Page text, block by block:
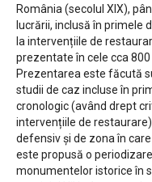
România (secolul XIX),
lucrării, inclusă în primele
la intervențiile de
prezentate în cele cca
Prezentarea este făcută
studii de caz incluse în
cronologic (având drept
intervențiile de
defensiv și de zona în
este propusă o
monumentelor istorice în